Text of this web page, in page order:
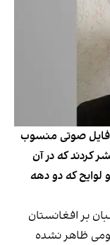
بار دیگر یک فایل صوتی منسوب
کردند که در آن
لوایح که دو دهه
بر افغانستان
ظاهر نشده